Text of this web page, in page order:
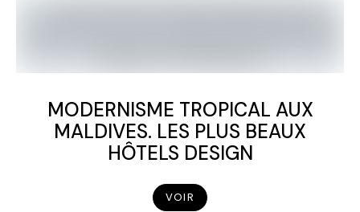
MODERNISME TROPICAL AUX
MALDIVES. LES PLUS BEAUX
HÔTELS DESIGN
VOIR